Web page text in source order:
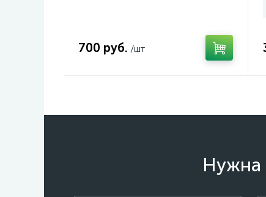
700 руб. /шт
Нужна